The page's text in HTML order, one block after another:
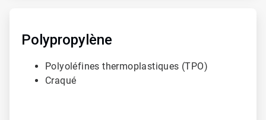
Polypropylène
Polyoléfines thermoplastiques (TPO)
Craqué